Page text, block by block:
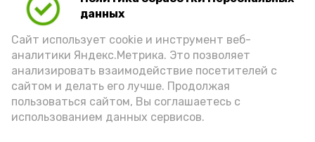
данных
Сайт использует cookie и инструмент веб-
аналитики Яндекс.Метрика. Это позволяет
анализировать взаимодействие посетителей с
сайтом и делать его лучше. Продолжая
пользоваться сайтом, Вы соглашаетесь с
использованием данных сервисов.
Информация об этом инциденте была
освещена в социальных сетях.
Хизри Лом-Алиевич Эдильсултанов
подчеркнул, что выявление нарушений
и последующее наказание — это не
вопрос межнациональных отношений, а